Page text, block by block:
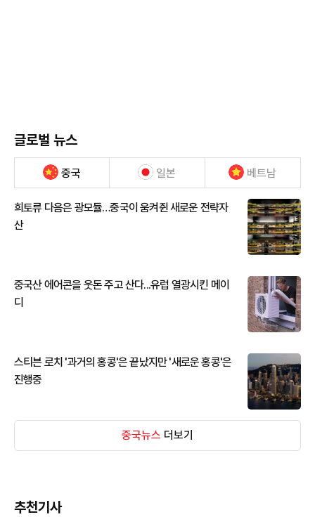
글로벌 뉴스
중국 일본 베트남
희토류 다음은 광모듈…중국이 움켜쥔 새로운 전략자
산
중국산 에어콘을 웃돈 주고 산다...유럽 열광시킨 메이
디
스티븐 로치 '과거의 홍콩'은 끝났지만 '새로운 홍콩'은
진행중
중국뉴스 더보기
추천기사